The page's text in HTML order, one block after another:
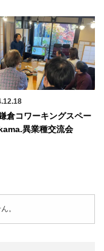
倉コワーキングスペー
異業種交流会
。